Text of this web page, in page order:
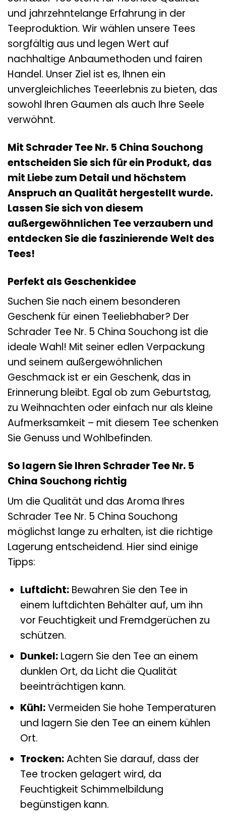
und jahrzehntelange Erfahrung in der
Teeproduktion. Wir wählen unsere Tees
sorgfältig aus und legen Wert auf
nachhaltige Anbaumethoden und fairen
Handel. Unser Ziel ist es, Ihnen ein
unvergleichliches Teeerlebnis zu bieten, das
sowohl Ihren Gaumen als auch Ihre Seele
verwöhnt.
Mit Schrader Tee Nr. 5 China Souchong
entscheiden Sie sich für ein Produkt, das
mit Liebe zum Detail und höchstem
Anspruch an Qualität hergestellt wurde.
Lassen Sie sich von diesem
außergewöhnlichen Tee verzaubern und
entdecken Sie die faszinierende Welt des
Tees!
Perfekt als Geschenkidee
Suchen Sie nach einem besonderen
Geschenk für einen Teeliebhaber? Der
Schrader Tee Nr. 5 China Souchong ist die
ideale Wahl! Mit seiner edlen Verpackung
und seinem außergewöhnlichen
Geschmack ist er ein Geschenk, das in
Erinnerung bleibt. Egal ob zum Geburtstag,
zu Weihnachten oder einfach nur als kleine
Aufmerksamkeit – mit diesem Tee schenken
Sie Genuss und Wohlbefinden.
So lagern Sie Ihren Schrader Tee Nr. 5
China Souchong richtig
Um die Qualität und das Aroma Ihres
Schrader Tee Nr. 5 China Souchong
möglichst lange zu erhalten, ist die richtige
Lagerung entscheidend. Hier sind einige
Tipps:
Luftdicht:Bewahren Sie den Tee in
einem luftdichten Behälter auf, um ihn
vor Feuchtigkeit und Fremdgerüchen zu
schützen.
Dunkel:Lagern Sie den Tee an einem
dunklen Ort, da Licht die Qualität
beeinträchtigen kann.
Kühl:Vermeiden Sie hohe Temperaturen
und lagern Sie den Tee an einem kühlen
Ort.
Trocken:Achten Sie darauf, dass der
Tee trocken gelagert wird, da
Feuchtigkeit Schimmelbildung
begünstigen kann.